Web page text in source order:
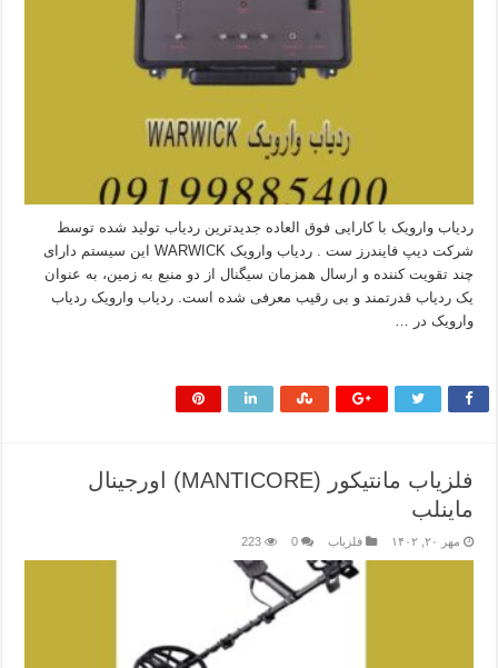
ردیاب وارویک با کارایی فوق العاده جدیدترین ردیاب تولید شده توسط
شرکت دیپ فایندرز ست . ردیاب وارویک WARWICK این سیستم دارای
چند تقویت کننده و ارسال همزمان سیگنال از دو منبع به زمین، به عنوان
یک ردیاب قدرتمند و بی رقیب معرفی شده است. ردیاب وارویک ردیاب
وارویک در …
فلزیاب مانتیکور (MANTICORE) اورجینال
ماینلب
مهر ۲۰, ۱۴۰۲ فلزیاب 0
223